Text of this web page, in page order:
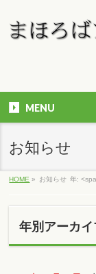
MENU
お知らせ
HOME » お知らせ 年:
年別アーカ